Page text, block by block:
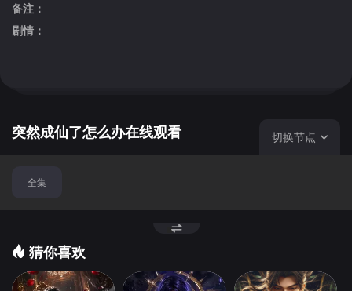
备注：
剧情：
突然成仙了怎么办在线观看 切换节点
全集
猜你喜欢